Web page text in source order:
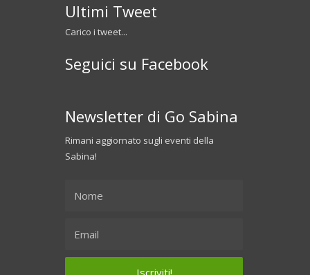
Ultimi Tweet
Carico i tweet...
Seguici su Facebook
Newsletter di Go Sabina
Rimani aggiornato sugli eventi della
Sabina!